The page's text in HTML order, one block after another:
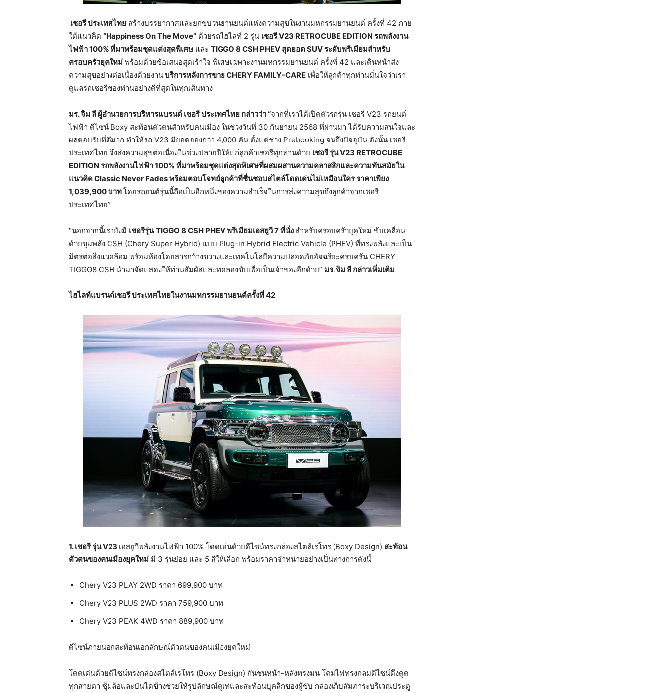
เชอรีประเทศไทย สร้างบรรยากาศและยกขบวนยานยนต์แห่งความสุขในงานมหกรรมยานยนต์ ครั้งที่ 42 ภาย
ใต้แนวคิด “Happiness On The Move” ด้วยรถไฮไลท์ 2 รุ่น เชอรีV23 RETROCUBE EDITION รถพลังงาน
ไฟฟ้า100% ที่มาพร้อมชุดแต่งสุดพิเศษ และ TIGGO 8 CSH PHEV สุดยอดSUVระดับพรีเมียมสำหรับ
ครอบครัวยุคใหม่ พร้อมด้วยข้อเสนอสุดเร้าใจ พิเศษเฉพาะงานมหกรรมยานยนต์ ครั้งที่ 42 และเดินหน้าส่ง
ความสุขอย่างต่อเนื่องด้วยงานบริการหลังการขายCHERY FAMILY-CARE เพื่อให้ลูกค้าทุกท่านมั่นใจว่าเรา
ดูแลรถเชอรีของท่านอย่างดีที่สุดในทุกเส้นทาง
มร.จิม ลี ผู้อำนวยการบริหารแบรนด์ เชอรีประเทศไทย กล่าวว่า“จากที่เราได้เปิดตัวรถรุ่น เชอรี V23 รถยนต์
ไฟฟ้า ดีไซน์ Boxy สะท้อนตัวตนสำหรับคนเมือง ในช่วงวันที่ 30 กันยายน 2568 ที่ผ่านมา ได้รับความสนใจและ
ผลตอบรับที่ดีมาก ทำให้รถ V23 มียอดจองกว่า 4,000 คัน ตั้งแต่ช่วง Prebooking จนถึงปัจจุบัน ดังนั้น เชอรี
ประเทศไทย จึงส่งความสุขต่อเนื่องในช่วงปลายปีให้แก่ลูกค้าเชอรีทุกท่านด้วย เชอรีรุ่นV23 RETROCUBE
EDITION รถพลังงานไฟฟ้า100% ที่มาพร้อมชุดแต่งสุดพิเศษที่ผสมผสานความคลาสสิกและความทันสมัยใน
แนวคิดClassic Never Fadesพร้อมตอบโจทย์ลูกค้าที่ชื่นชอบสไตล์โดดเด่นไม่เหมือนใครราคาเพียง
1,039,900บาทโดยรถยนต์รุ่นนี้ถือเป็นอีกหนึ่งของความสำเร็จในการส่งความสุขถึงลูกค้าจากเชอรี
ประเทศไทย”
“นอกจากนี้เรายังมี เชอรีรุ่น TIGGO 8 CSH PHEVพรีเมียมเอสยูวี7ที่นั่ง สำหรับครอบครัวยุคใหม่ ขับเคลื่อน
ด้วยขุมพลัง CSH (Chery Super Hybrid) แบบ Plug-in Hybrid Electric Vehicle (PHEV) ที่ทรงพลังและเป็น
มิตรต่อสิ่งแวดล้อม พร้อมห้องโดยสารกว้างขวางและเทคโนโลยีความปลอดภัยอัจฉริยะครบครัน CHERY
TIGGO8 CSH นำมาจัดแสดงให้ท่านสัมผัสและทดลองขับเพื่อเป็นเจ้าของอีกด้วย” มร.จิม ลี กล่าวเพิ่มเติม
ไฮไลท์แบรนด์เชอรีประเทศไทยในงานมหกรรมยานยนต์ครั้งที่42
1.เชอรีรุ่นV23 เอสยูวีพลังงานไฟฟ้า 100% โดดเด่นด้วยดีไซน์ทรงกล่องสไตล์เรโทร (Boxy Design) สะท้อน
ตัวตนของคนเมืองยุคใหม่ มี 3 รุ่นย่อย และ 5 สีให้เลือก พร้อมราคาจำหน่ายอย่างเป็นทางการดังนี้
Chery V23 PLAY 2WD ราคา 699,900 บาท
Chery V23 PLUS 2WD ราคา 759,900 บาท
Chery V23 PEAK 4WD ราคา 889,900 บาท
ดีไซน์ภายนอกสะท้อนเอกลักษณ์ตัวตนของคนเมืองยุคใหม่
โดดเด่นด้วยดีไซน์ทรงกล่องสไตล์เรโทร (Boxy Design) กันชนหน้า-หลังทรงมน โคมไฟทรงกลมดีไซน์ดึงดูด
ทุกสายตา ซุ้มล้อและบันไดข้างช่วยให้รูปลักษณ์ดูเท่และสะท้อนบุคลิกของผู้ขับ กล่องเก็บสัมภาระบริเวณประตู